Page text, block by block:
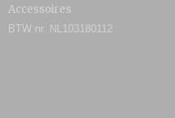
Accessoires
BTW nr. NL103180112